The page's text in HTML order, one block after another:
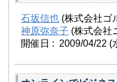
石坂信也 (株式会社ゴ
神原弥奈子 (株式会社
開催日 : 2009/04/22 (